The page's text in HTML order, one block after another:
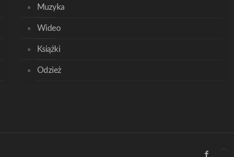
Muzyka
Wideo
Książki
Odzież